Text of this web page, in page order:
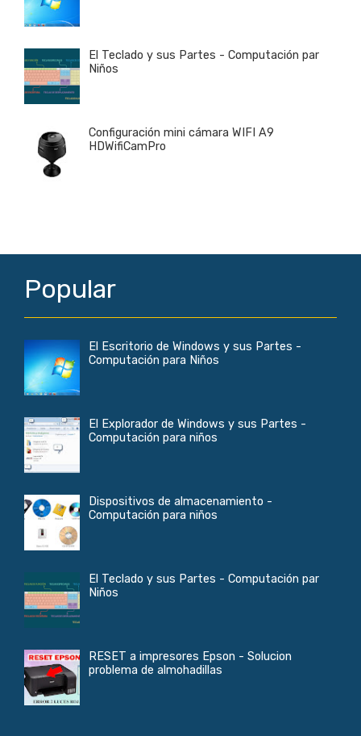
El Teclado y sus Partes - Computación par
Niños
Configuración mini cámara WIFI A9
HDWifiCamPro
Popular
El Escritorio de Windows y sus Partes -
Computación para Niños
El Explorador de Windows y sus Partes -
Computación para niños
Dispositivos de almacenamiento -
Computación para niños
El Teclado y sus Partes - Computación par
Niños
RESET a impresores Epson - Solucion
problema de almohadillas